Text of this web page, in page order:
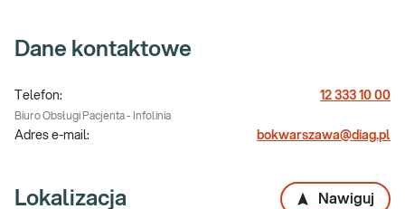
Dane kontaktowe
Telefon: 12 333 10 00
Biuro Obsługi Pacjenta - Infolinia
Adres e-mail: bokwarszawa@diag.pl
Lokalizacja Nawiguj